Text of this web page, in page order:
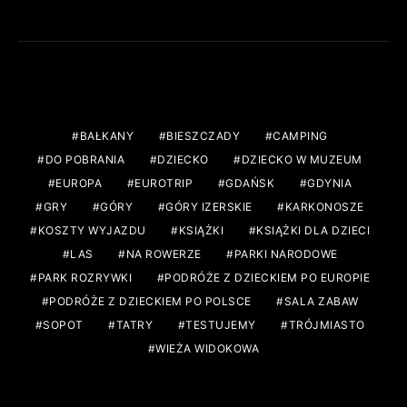
BAŁKANY BIESZCZADY
CAMPING
DO POBRANIA
DZIECKO
DZIECKO W MUZEUM
EUROPA
EUROTRIP GDAŃSK
GDYNIA
GRY
GÓRY GÓRY IZERSKIE
KARKONOSZE
KOSZTY WYJAZDU
KSIĄŻKI
KSIĄŻKI DLA DZIECI
LAS
NA ROWERZE
PARKI NARODOWE
PARK ROZRYWKI
PODRÓŻE Z DZIECKIEM PO EUROPIE
PODRÓŻE Z DZIECKIEM PO POLSCE
SALA ZABAW
SOPOT
TATRY TESTUJEMY
TRÓJMIASTO
WIEŻA WIDOKOWA